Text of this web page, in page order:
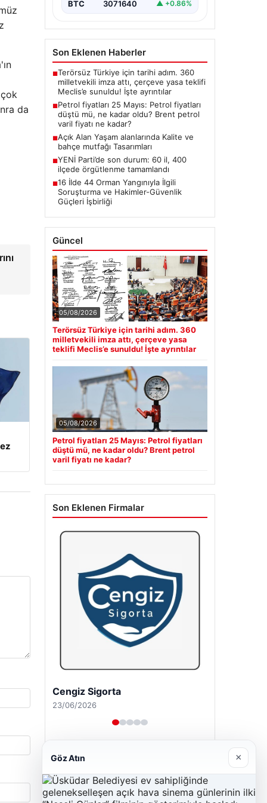
da
BTC 3071640 ▲ +0.86%
Son Eklenen Haberler
■Terörsüz Türkiye için tarihi adım. 360
milletvekili imza attı, çerçeve yasa teklifi
Meclis’e sunuldu! İşte ayrıntılar
■Petrol fiyatları 25 Mayıs: Petrol fiyatları
düştü mü, ne kadar oldu? Brent petrol
varil fiyatı ne kadar?
■Açık Alan Yaşam alanlarında Kalite ve
bahçe mutfağı Tasarımları
■YENİ Parti’de son durum: 60 il, 400
ilçede örgütlenme tamamlandı
■16 İlde 44 Orman Yangınıyla İlgili
Soruşturma ve Hakimler-Güvenlik
Güçleri İşbirliği
Güncel
05/08/2026
Terörsüz Türkiye için tarihi adım. 360
milletvekili imza attı, çerçeve yasa
teklifi Meclis’e sunuldu! İşte ayrıntılar
05/08/2026
Petrol fiyatları 25 Mayıs: Petrol fiyatları
düştü mü, ne kadar oldu? Brent petrol
varil fiyatı ne kadar?
Son Eklenen Firmalar
Cengiz Sigorta
23/06/2026
Göz Atın ×